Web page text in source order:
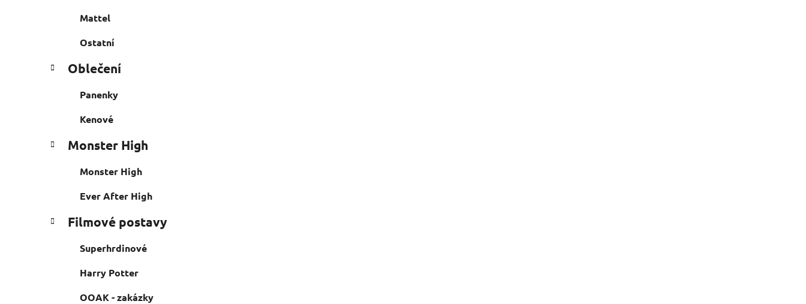
Mattel
Ostatní
Oblečení
Panenky
Kenové
Monster High
Monster High
Ever After High
Filmové postavy
Superhrdinové
Harry Potter
OOAK - zakázky